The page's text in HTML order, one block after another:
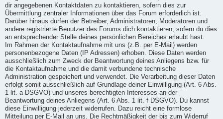
dir angegebenen Kontaktdaten zu kontaktieren, sofern dies zur
Übermittlung zentraler Informationen über das Forum erforderlich ist.
Darüber hinaus dürfen der Betreiber, Administratoren, Moderatoren und
andere registrierte Benutzer des Forums dich kontaktieren, sofern du dies
an entsprechender Stelle deines persönlichen Bereiches erlaubt hast.
Im Rahmen der Kontaktaufnahme mit uns (z.B. per E-Mail) werden
personenbezogene Daten (IP Adressen) erhoben. Diese Daten werden
ausschließlich zum Zweck der Beantwortung deines Anliegens bzw. für
die Kontaktaufnahme und die damit verbundene technische
Administration gespeichert und verwendet. Die Verarbeitung dieser Daten
erfolgt somit ausschließlich auf Grundlage deiner Einwilligung (Art. 6 Abs.
1 lit. a DSGVO) und unseres berechtigten Interesses an der
Beantwortung deines Anliegens (Art. 6 Abs. 1 lit. f DSGVO). Du kannst
diese Einwilligung jederzeit widerrufen. Dazu reicht eine formlose
Mitteilung per E-Mail an uns. Die Rechtmäßigkeit der bis zum Widerruf